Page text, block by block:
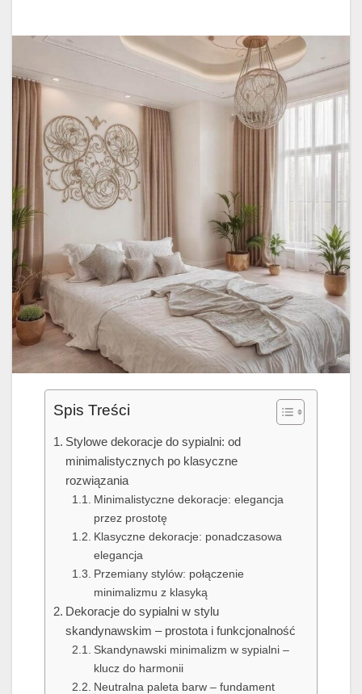
Spis Treści
Stylowe dekoracje do sypialni: od
minimalistycznych po klasyczne
rozwiązania
Minimalistyczne dekoracje: elegancja
przez prostotę
Klasyczne dekoracje: ponadczasowa
elegancja
Przemiany stylów: połączenie
minimalizmu z klasyką
Dekoracje do sypialni w stylu
skandynawskim – prostota i funkcjonalność
Skandynawski minimalizm w sypialni –
klucz do harmonii
Neutralna paleta barw – fundament